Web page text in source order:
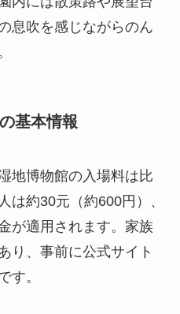
息吹を感じながらのん
基本情報
地博物館の入場料は比
は約30元（約600円）、
が適用されます。家族
り、事前に公式サイト
す。